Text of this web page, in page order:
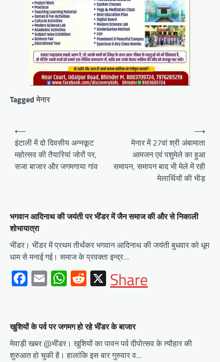
Taggedमेनार
Post
navigation
⟵
इंटाली में दो दिवसीय अन्नकूट
महोत्सव की तैयारियां जोरों पर,
सजा बाजार और जगमगाया गांव
मेनार में 27वां श्री अंबामाता
आमजन एवं पशुमेले का हुआ
समापन, समापन बाद भी मेले में रही
मेलार्थियों की भीड़
⟶
भगवान आदिनाथ की जयंती पर भींडर में जैन समाज की और से निकाली
शोभायात्रा
भींडर। भींडर में प्रथम तीर्थंकर भगवान आदिनाथ की जयंती बुधवार को धूम
धाम से मनाई गई। समाज के प्रवक्ता इन्द्र…
Facebook
EmailWhatsApp
Reddit
X
Share
खुशियों के पर्व पर जगमग हो रहे भींडर के बाजार
मेवाड़ी खबर @भींडर। खुशियों का पावन पर्व दीपोत्सव के त्यौहार की
शुरुआत हो चुकी है। हालांकि इस बार गुरुवार व…